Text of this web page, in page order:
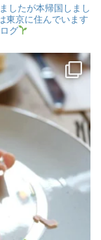
したが本帰国しまし
東京に住んでいます
グ